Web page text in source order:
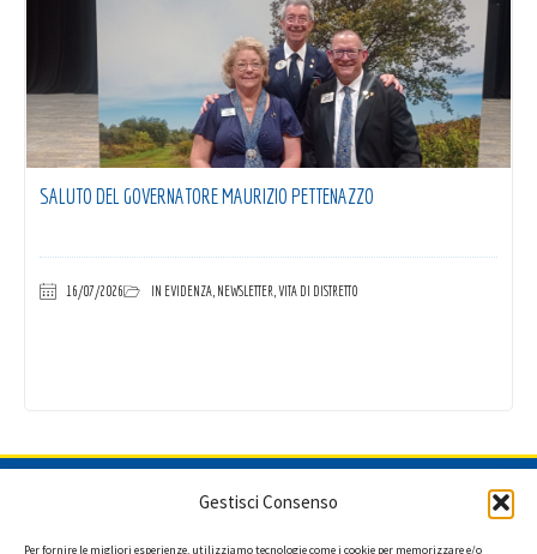
Gestisci Consenso
Per fornire le migliori esperienze, utilizziamo tecnologie come i cookie per memorizzare e/o
SALUTO DEL GOVERNATORE MAURIZIO PETTENAZZO
16/07/2026 IN EVIDENZA, NEWSLETTER VITA DI DISTRETTO